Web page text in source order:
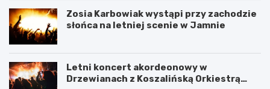
Zosia Karbowiak wystąpi przy zachodzie
słońca na letniej scenie w Jamnie
Letni koncert akordeonowy w
Drzewianach z Koszalińską Orkiestrą